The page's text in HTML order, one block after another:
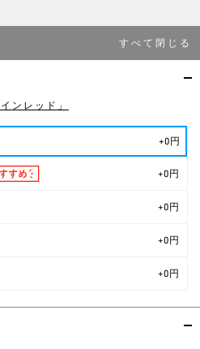
ンレッド」
+0円
+0円
+0円
+0円
+0円